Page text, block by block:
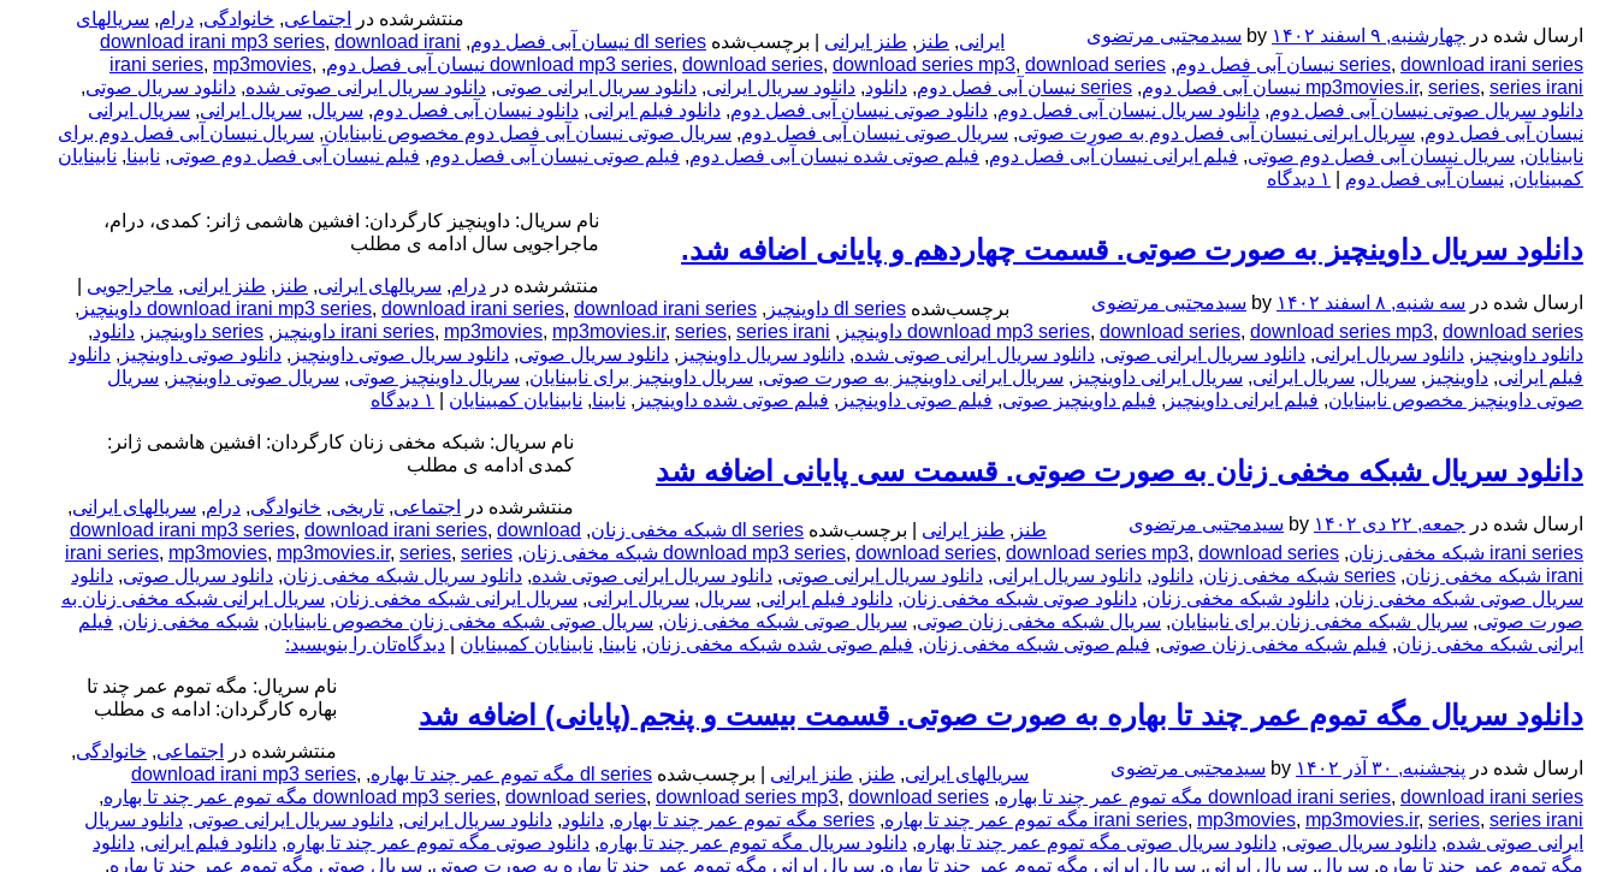
ارسال شده در چهارشنبه, ۹ اسفند ۱۴۰۲ by سیدمجتبی مرتضوی
منتشرشده در اجتماعی, خانوادگی, درام, سریالهای
ایرانی, طنز , طنز ایرانی برچسب‌شده dl series نیسان آبی فصل دوم ,
download irani mp3 series, download irani
series, download irani series نیسان آبی فصل دوم ,
download mp3 series, download series, download series mp3, download series نیسان آبی فصل دوم ,
irani series, mp3movies,
mp3movies.ir, series, series irani نیسان آبی فصل دوم , series نیسان آبی فصل دوم , دانلود, دانلود سریال ایرانی, دانلود سریال ایرانی صوتی, دانلود سریال ایرانی صوتی شده, دانلود سریال صوتی,
دانلود سریال صوتی نیسان آبی فصل دوم, دانلود سریال نیسان آبی فصل دوم, دانلود صوتی نیسان آبی فصل دوم, دانلود فیلم ایرانی, دانلود نیسان آبی فصل دوم, سریال, سریال ایرانی, سریال ایرانی
نیسان آبی فصل دوم, سریال ایرانی نیسان آبی فصل دوم به صورت صوتی, سریال صوتی نیسان آبی فصل دوم, سریال صوتی نیسان آبی فصل دوم مخصوص نابینایان, سریال نیسان آبی فصل دوم برای
نابینایان, سریال نیسان آبی فصل دوم صوتی, فیلم ایرانی نیسان آبی فصل دوم, فیلم صوتی شده نیسان آبی فصل دوم, فیلم صوتی نیسان آبی فصل دوم, فیلم نیسان آبی فصل دوم صوتی, نابینا, نابینایان
کمبینایان, نیسان آبی فصل دوم ۱ دیدگاه
دانلود سریال داوینچیز به صورت صوتی. قسمت چهاردهم و پایانی اضافه شد.
ارسال شده در سه شنبه, ۸ اسفند ۱۴۰۲ by سیدمجتبی مرتضوی
نام سریال: داوینچیز کارگردان: افشین هاشمی ژانر: کمدی، درام،
ماجراجویی سال ادامه ی مطلب
منتشرشده در درام, سریالهای ایرانی, طنز , طنز ایرانی, ماجراجویی
برچسب‌شده dl series داوینچیز ,
download irani mp3 series, download irani series, download irani series داوینچیز
,
download mp3 series, download series, download series mp3, download series داوینچیز ,
irani series, mp3movies, mp3movies.ir, series, series irani داوینچیز , series داوینچیز , دانلود,
دانلود داوینچیز , دانلود سریال ایرانی, دانلود سریال ایرانی صوتی, دانلود سریال ایرانی صوتی شده, دانلود سریال داوینچیز , دانلود سریال صوتی, دانلود سریال صوتی داوینچیز , دانلود صوتی داوینچیز , دانلود
فیلم ایرانی, داوینچیز , سریال, سریال ایرانی, سریال ایرانی داوینچیز , سریال ایرانی داوینچیز به صورت صوتی, سریال داوینچیز برای نابینایان, سریال داوینچیز صوتی, سریال صوتی داوینچیز , سریال
صوتی داوینچیز مخصوص نابینایان, فیلم ایرانی داوینچیز , فیلم داوینچیز صوتی, فیلم صوتی داوینچیز , فیلم صوتی شده داوینچیز , نابینا, نابینایان کمبینایان ۱ دیدگاه
دانلود سریال شبکه مخفی زنان به صورت صوتی. قسمت سی پایانی اضافه شد
ارسال شده در جمعه, ۲۲ دی ۱۴۰۲ by سیدمجتبی مرتضوی
نام سریال: شبکه مخفی زنان کارگردان: افشین هاشمی ژانر:
کمدی ادامه ی مطلب
منتشرشده در اجتماعی, تاریخی, خانوادگی, درام, سریالهای ایرانی,
طنز , طنز ایرانی برچسب‌شده dl series شبکه مخفی زنان ,
download irani mp3 series, download irani series, download
irani series شبکه مخفی زنان
,
download mp3 series, download series, download series mp3, download series شبکه مخفی زنان ,
irani series, mp3movies, mp3movies.ir, series, series
irani شبکه مخفی زنان
, series شبکه مخفی زنان , دانلود, دانلود سریال ایرانی, دانلود سریال ایرانی صوتی, دانلود سریال ایرانی صوتی شده, دانلود سریال شبکه مخفی زنان, دانلود سریال صوتی, دانلود
سریال صوتی شبکه مخفی زنان, دانلود شبکه مخفی زنان, دانلود صوتی شبکه مخفی زنان, دانلود فیلم ایرانی, سریال, سریال ایرانی, سریال ایرانی شبکه مخفی زنان, سریال ایرانی شبکه مخفی زنان به
صورت صوتی, سریال شبکه مخفی زنان برای نابینایان, سریال شبکه مخفی زنان صوتی, سریال صوتی شبکه مخفی زنان, سریال صوتی شبکه مخفی زنان مخصوص نابینایان, شبکه مخفی زنان, فیلم
ایرانی شبکه مخفی زنان, فیلم شبکه مخفی زنان صوتی, فیلم صوتی شبکه مخفی زنان, فیلم صوتی شده شبکه مخفی زنان, نابینا, نابینایان کمبینایان دیدگاه‌تان را بنویسید:
دانلود سریال مگه تموم عمر چند تا بهاره به صورت صوتی. قسمت بیست و پنجم (پایانی) اضافه شد
ارسال شده در پنجشنبه, ۳۰ آذر ۱۴۰۲ by سیدمجتبی مرتضوی
نام سریال: مگه تموم عمر چند تا
بهاره کارگردان: ادامه ی مطلب
منتشرشده در اجتماعی, خانوادگی,
سریالهای ایرانی, طنز , طنز ایرانی برچسب‌شده dl series مگه تموم عمر چند تا بهاره ,
download irani mp3 series,
download irani series, download irani series مگه تموم عمر چند تا بهاره ,
download mp3 series, download series, download series mp3, download series مگه تموم عمر چند تا بهاره
,
irani series, mp3movies, mp3movies.ir, series, series irani مگه تموم عمر چند تا بهاره , series مگه تموم عمر چند تا بهاره , دانلود, دانلود سریال ایرانی, دانلود سریال ایرانی صوتی, دانلود سریال
ایرانی صوتی شده, دانلود سریال صوتی, دانلود سریال صوتی مگه تموم عمر چند تا بهاره, دانلود سریال مگه تموم عمر چند تا بهاره, دانلود صوتی مگه تموم عمر چند تا بهاره, دانلود فیلم ایرانی, دانلود
مگه تموم عمر چند تا بهاره, سریال, سریال ایرانی, سریال ایرانی مگه تموم عمر چند تا بهاره, سریال ایرانی مگه تموم عمر چند تا بهاره به صورت صوتی, سریال صوتی مگه تموم عمر چند تا بهاره,